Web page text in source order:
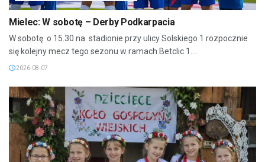
Mielec: W sobotę – Derby Podkarpacia
W sobotę o 15.30 na stadionie przy ulicy Solskiego 1 rozpocznie
się kolejny mecz tego sezonu w ramach Betclic 1....
2026-08-07